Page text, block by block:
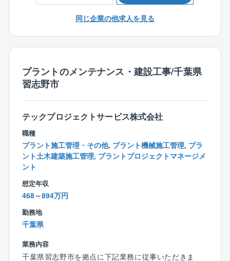
も可能です。
「家族の用事のために1時間だけ抜けたい」等の小さな
※千葉県内の案件を担当頂きます。
◇勤務時間
月～木曜日 9：00～17：30 (休憩60分 / 実働7.5時
間)
金曜日 9：00～17：00 (休憩60分 / 実働7時
間)
◎残業10時間程度（繁忙期でも20～30時間程度です）
※クライアントが官公庁ということもあり、現場の残業
時間の監理は、時間が長引かないよう施主（官公庁）
から通知がされています。
されておりますので、転勤がなく地元で腰を据えてご
就労可能です。
（社員のほとんどがエリア限定正社員で就業しており
ます）
【同社の魅力】
同じ企業の他求人を見る
プラントのメンテナンス・建設工事/千葉県
習志野市
テックプロジェクトサービス株式会社
職種
プラント施工管理・その他, プラント機械施工管理, プラ
ント土木建築施工管理, プラントプロジェクトマネージメ
ント
想定年収
468～894万円
勤務地
千葉県
業務内容
千葉県習志野市を拠点に下記業務に従事いただきま